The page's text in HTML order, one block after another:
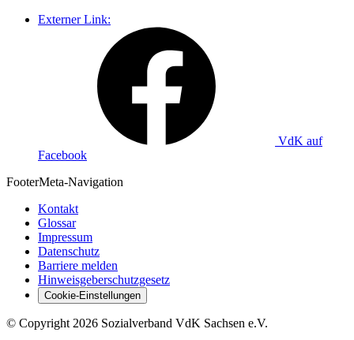
Externer Link:
VdK auf
Facebook
FooterMeta-Navigation
Kontakt
Glossar
Impressum
Datenschutz
Barriere melden
Hinweisgeberschutzgesetz
Cookie-Einstellungen
© Copyright 2026 Sozialverband VdK Sachsen e.V.